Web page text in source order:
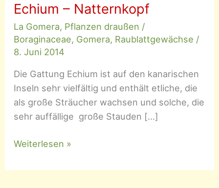
Echium – Natternkopf
La Gomera, Pflanzen draußen /
Boraginaceae, Gomera, Raublattgewächse /
8. Juni 2014
Die Gattung Echium ist auf den kanarischen
Inseln sehr vielfältig und enthält etliche, die
als große Sträucher wachsen und solche, die
sehr auffällige große Stauden […]
Echium
Natternkopf
Weiterlesen »